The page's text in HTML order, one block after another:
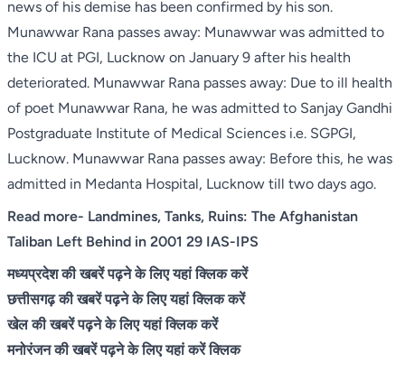
news of his demise has been confirmed by his son.
Munawwar Rana passes away: Munawwar was admitted to
the ICU at PGI, Lucknow on January 9 after his health
deteriorated. Munawwar Rana passes away: Due to ill health
of poet Munawwar Rana, he was admitted to Sanjay Gandhi
Postgraduate Institute of Medical Sciences i.e. SGPGI,
Lucknow. Munawwar Rana passes away: Before this, he was
admitted in Medanta Hospital, Lucknow till two days ago.
Read more- Landmines, Tanks, Ruins: The Afghanistan
Taliban Left Behind in 2001 29 IAS-IPS
मध्यप्रदेश की खबरें पढ़ने के लिए यहां क्लिक करें
छत्तीसगढ़ की खबरें पढ़ने के लिए यहां क्लिक करें
खेल की खबरें पढ़ने के लिए यहां क्लिक करें
मनोरंजन की खबरें पढ़ने के लिए यहां करें क्लिक